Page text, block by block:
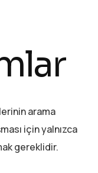
arama
için yalnızca
gereklidir.